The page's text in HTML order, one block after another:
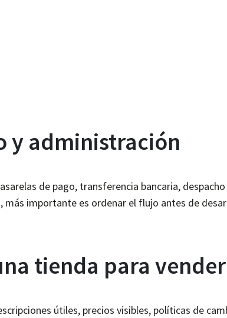
y administración
de pago, transferencia bancaria,
importante es ordenar el flujo antes de
tienda para vender
útiles, precios visibles, políticas de